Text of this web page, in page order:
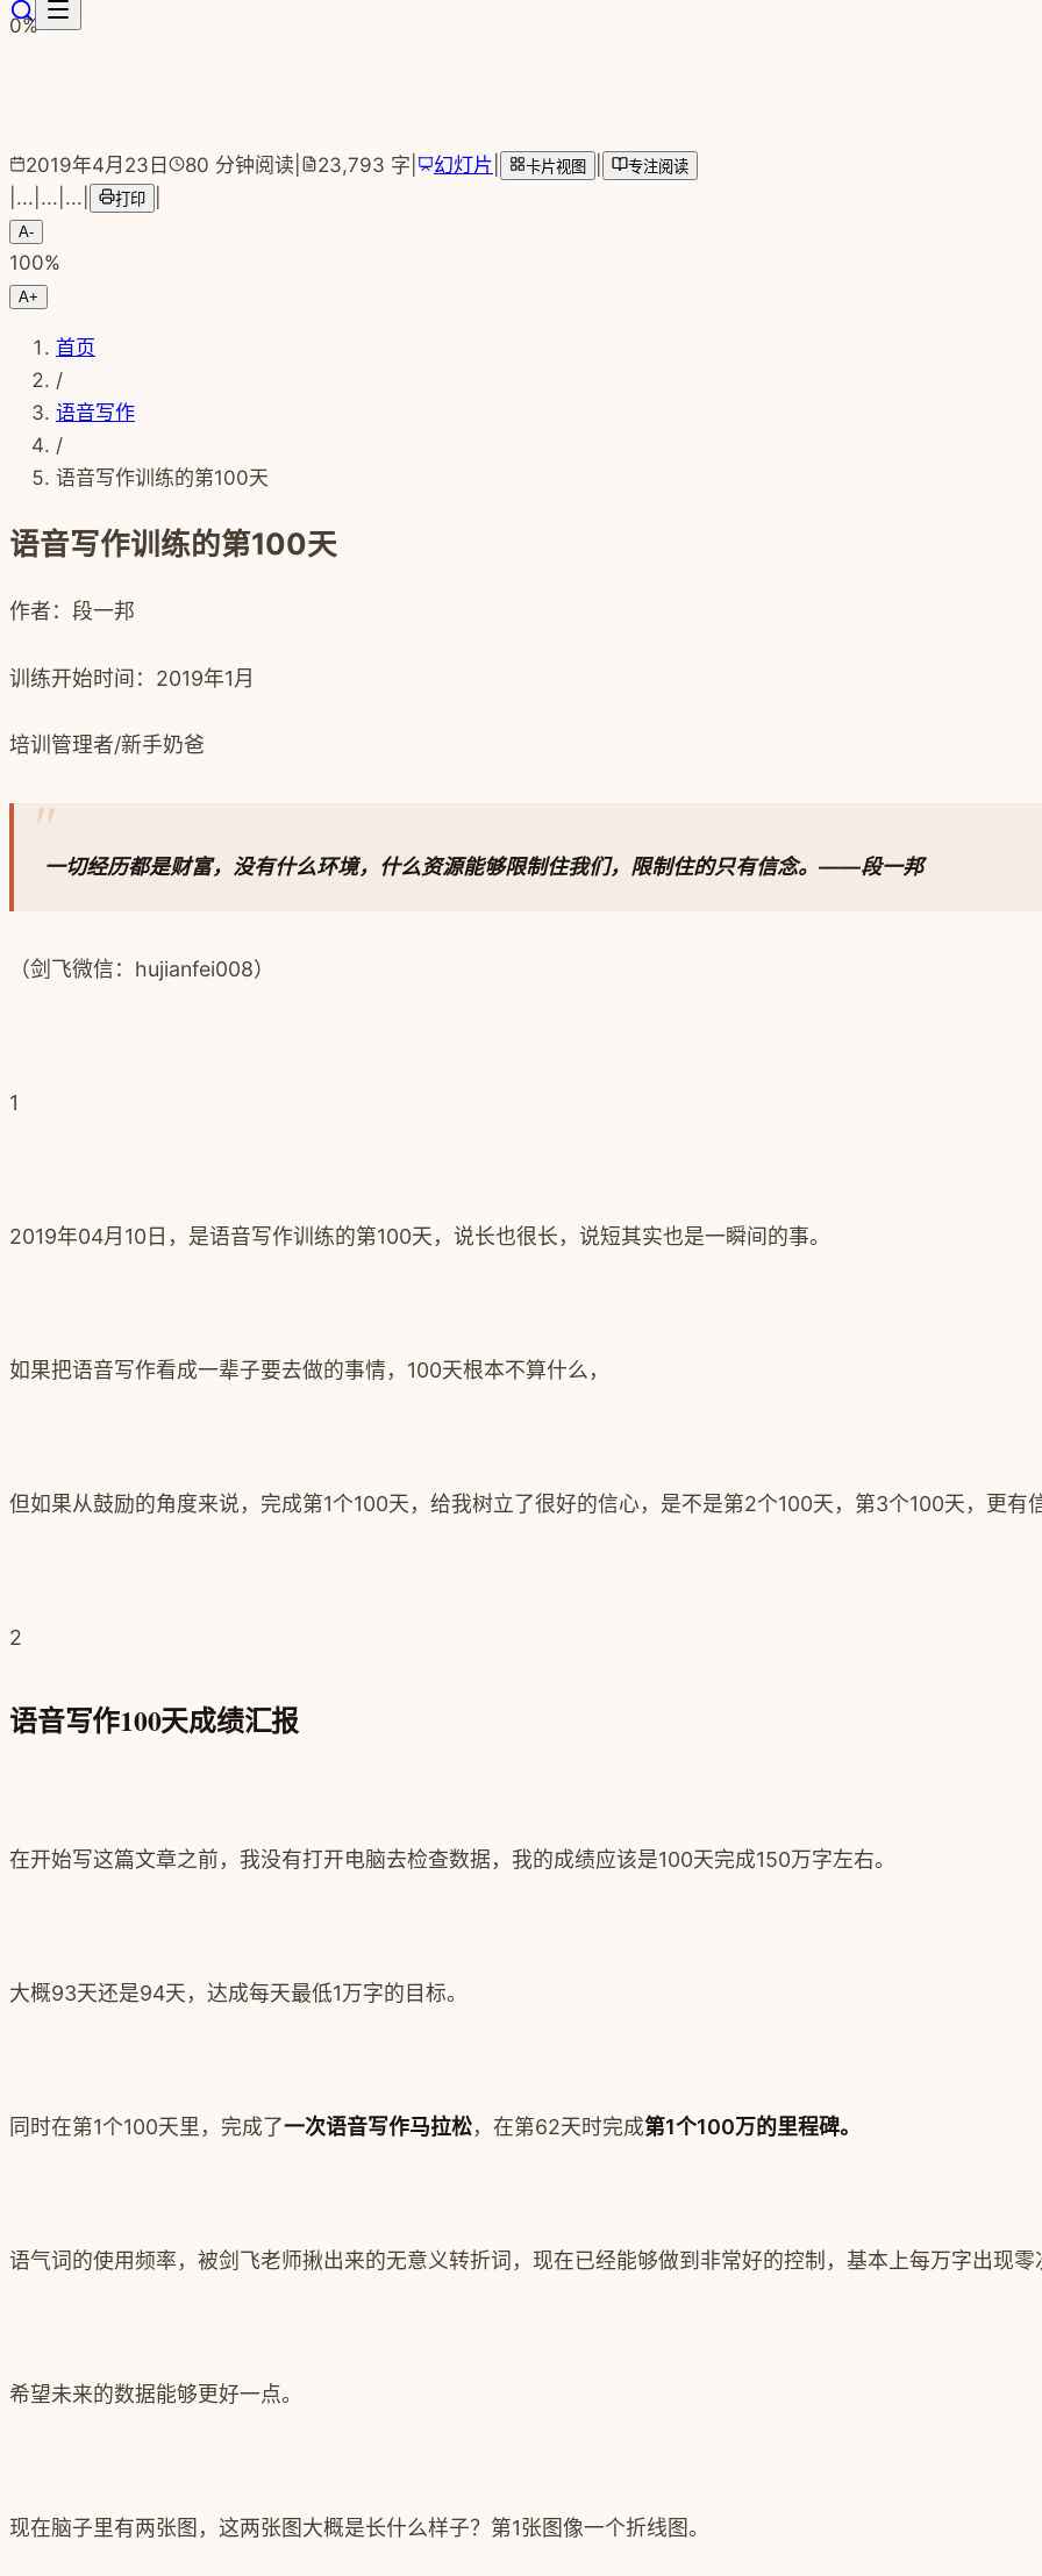
跳转到主要内容
0%
2019年4月23日 80 分钟阅读 23,793 字 幻灯片 卡片视图 专注阅读
... ... ... 打印
A-
100%
A+
首页
/
语音写作
/
语音写作训练的第100天
语音写作训练的第100天
作者：段一邦
训练开始时间： 2019年1月
培训管理者/新手奶爸
一切经历都是财富，没有什么环境，什么资源能够限制住我们，限制住的只有信念。 ——段一邦
（剑飞微信： hujianfei008）
1
2019年04月10日，是语音写作训练的第100天，说长也很长，说短其实也是一瞬间的事。
如果把语音写作看成一辈子要去做的事情，100天根本不算什么，
但如果从鼓励的角度来说，完成第1个100天，给我树立了很好的信心，是不是第2个100天，第3个100天，更有
2
语音写作100天成绩汇报
在开始写这篇文章之前，我没有打开电脑去检查数据，我的成绩应该是100天完成150万字左右。
大概93天还是94天，达成每天最低1万字的目标。
同时在第1个100天里，完成了一次语音写作马拉松， 在第62天时完成第1个100万的里程碑。
语气词的使用频率，被剑飞老师揪出来的无意义转折词，现在已经能够做到非常好的控制，基本上每万字出现零
希望未来的数据能够更好一点。
现在脑子里有两张图，这两张图大概是长什么样子？第1张图像一个折线图。